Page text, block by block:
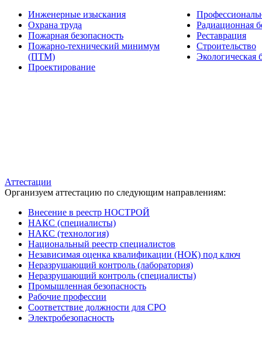
Инженерные изыскания
Охрана труда
Пожарная безопасность
Пожарно-технический минимум
(ПТМ)
Проектирование
Радиационная
Реставрация
Строительство
Экологическая
Аттестации
Организуем аттестацию по следующим направлениям:
Внесение в реестр НОСТРОЙ
НАКС (специалисты)
НАКС (технология)
Национальный реестр специалистов
Независимая оценка квалификации (НОК) под ключ
Неразрушающий контроль (лаборатория)
Неразрушающий контроль (специалисты)
Промышленная безопасность
Рабочие профессии
Соответствие должности для СРО
Электробезопасность